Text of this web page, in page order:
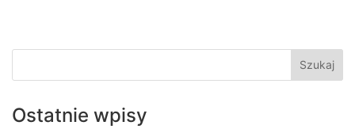
Ostatnie wpisy